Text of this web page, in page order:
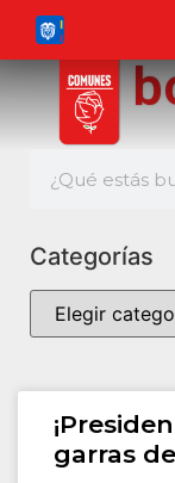
Categorías
garras